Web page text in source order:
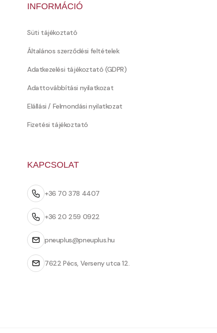
INFORMÁCIÓ
Süti tájékoztató
Általános szerződési feltételek
Adatkezelési tájékoztató (GDPR)
Adattovábbítási nyilatkozat
Elállási / Felmondási nyilatkozat
Fizetési tájékoztató
KAPCSOLAT
+36 70 378 4407
+36 20 259 0922
pneuplus@pneuplus.hu
7622 Pécs, Verseny utca 12.